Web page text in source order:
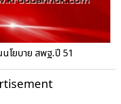
โยบาย สพฐ.ปี 51